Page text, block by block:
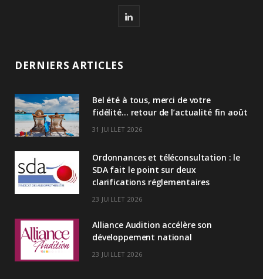
L
e
n
DERNIERS ARTICLES
Bel été à tous, merci de votre
fidélité… retour de l’actualité fin août
31 JUILLET 2026
Ordonnances et téléconsultation : le
SDA fait le point sur deux
clarifications réglementaires
23 JUILLET 2026
Alliance Audition accélère son
développement national
23 JUILLET 2026